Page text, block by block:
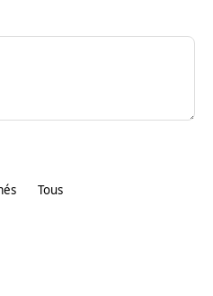
Tous